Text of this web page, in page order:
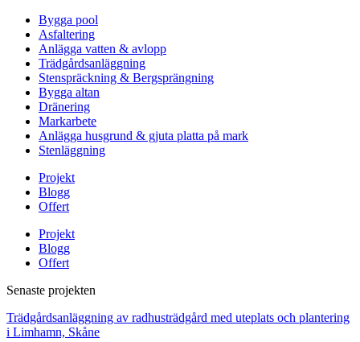
Bygga pool
Asfaltering
Anlägga vatten & avlopp
Trädgårdsanläggning
Stenspräckning & Bergsprängning
Bygga altan
Dränering
Markarbete
Anlägga husgrund & gjuta platta på mark
Stenläggning
Projekt
Blogg
Offert
Projekt
Blogg
Offert
Senaste projekten
Trädgårdsanläggning av radhusträdgård med uteplats och plantering
i Limhamn, Skåne